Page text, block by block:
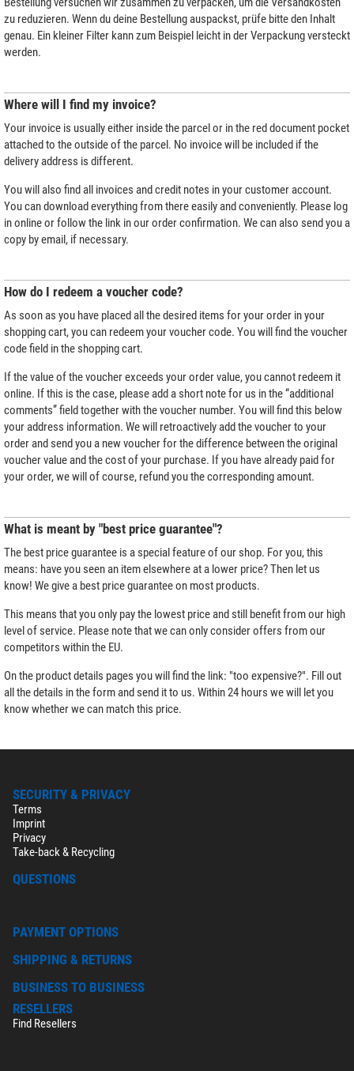
zu reduzieren. Wenn du deine Bestellung auspackst, prüfe bitte den Inhalt
genau. Ein kleiner Filter kann zum Beispiel leicht in der Verpackung versteckt
werden.
Where will I find my invoice?
Your invoice is usually either inside the parcel or in the red document pocket
attached to the outside of the parcel. No invoice will be included if the
delivery address is different.
You will also find all invoices and credit notes in your customer account.
You can download everything from there easily and conveniently. Please log
in online or follow the link in our order confirmation. We can also send you a
copy by email, if necessary.
How do I redeem a voucher code?
As soon as you have placed all the desired items for your order in your
shopping cart, you can redeem your voucher code. You will find the voucher
code field in the shopping cart.
If the value of the voucher exceeds your order value, you cannot redeem it
online. If this is the case, please add a short note for us in the “additional
comments” field together with the voucher number. You will find this below
your address information. We will retroactively add the voucher to your
order and send you a new voucher for the difference between the original
voucher value and the cost of your purchase. If you have already paid for
your order, we will of course, refund you the corresponding amount.
What is meant by "best price guarantee"?
The best price guarantee is a special feature of our shop. For you, this
means: have you seen an item elsewhere at a lower price? Then let us
know! We give a best price guarantee on most products.
This means that you only pay the lowest price and still benefit from our high
level of service. Please note that we can only consider offers from our
competitors within the EU.
On the product details pages you will find the link: "too expensive?". Fill out
all the details in the form and send it to us. Within 24 hours we will let you
know whether we can match this price.
SECURITY & PRIVACY
Terms
Imprint
Privacy
Take-back & Recycling
QUESTIONS
PAYMENT OPTIONS
SHIPPING & RETURNS
BUSINESS TO BUSINESS
RESELLERS
Find Resellers